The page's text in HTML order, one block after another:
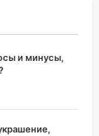
и минусы,